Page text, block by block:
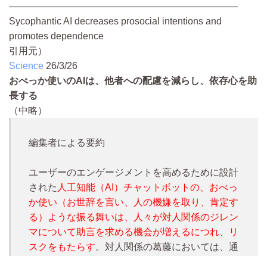
————————————————————————
Sycophantic AI decreases prosocial intentions and
promotes dependence
引用元）
Science 26/3/26
おべっか使いのAIは、他者への配慮を減らし、依存心を助
長する
（中略）
編集者による要約
ユーザーのエンゲージメントを高めるために設計
された 人工知能（AI）チャットボットの、おべっ
か使い（お世辞を言い、人の機嫌を取り、肯定す
る）ような振る舞いは、人々が対人関係のジレン
マについて助言を求める機会が増えるにつれ、リ
スクをもたらす。対人関係の葛藤においては、通